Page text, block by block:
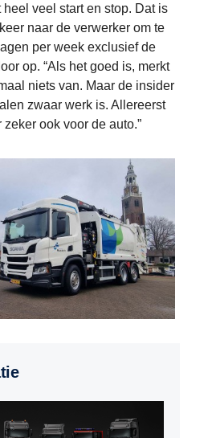
veel start en stop. Dat is
naar de verwerker om te
per week exclusief de
op. “Als het goed is, merkt
niets van. Maar de insider
zwaar werk is. Allereerst
ook voor de auto.”